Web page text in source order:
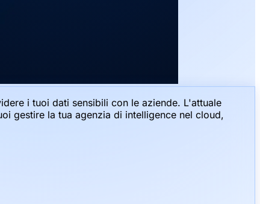
i tuoi dati sensibili con le aziende. L'attuale
gestire la tua agenzia di intelligence nel cloud,